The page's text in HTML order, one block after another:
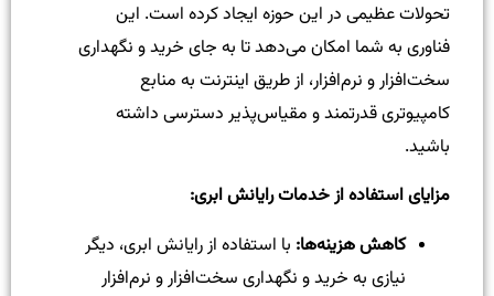
تحولات عظیمی در این حوزه ایجاد کرده است. این
فناوری به شما امکان می‌دهد تا به جای خرید و نگهداری
سخت‌افزار و نرم‌افزار، از طریق اینترنت به منابع
کامپیوتری قدرتمند و مقیاس‌پذیر دسترسی داشته
باشید.
مزایای استفاده از خدمات رایانش ابری:
کاهش هزینه‌ها: با استفاده از رایانش ابری، دیگر
نیازی به خرید و نگهداری سخت‌افزار و نرم‌افزار